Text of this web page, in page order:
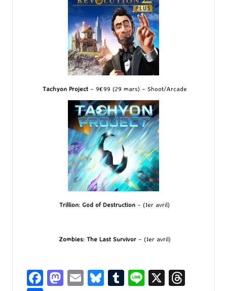
Tachyon Project– 9€99 (29 mars) – Shoot/Arcade
Trillion: God of Destruction – (1er avril)
Zombies: The Last Survivor– (1er avril)
Fa M E
Bl T
Li X